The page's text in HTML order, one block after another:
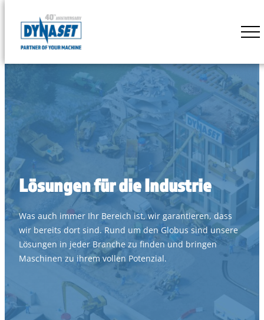
content
DYNASET
by
Lösungen für die Industrie
Was auch immer Ihr Bereich ist, wir garantieren, dass
wir bereits dort sind. Rund um den Globus sind unsere
Lösungen in jeder Branche zu finden und bringen
Maschinen zu ihrem vollen Potenzial.